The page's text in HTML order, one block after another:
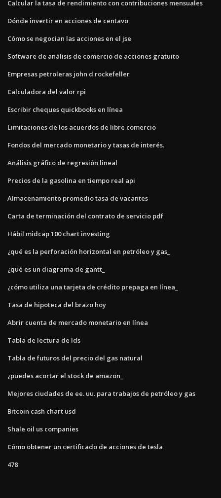
Calcular la tasa de rendimiento con contribuciones mensuales
Dónde invertir en acciones de centavo
Cómo se negocian las acciones en el jse
Software de análisis de comercio de acciones gratuito
Empresas petroleras john d rockefeller
Calculadora del valor rpi
Escribir cheques quickbooks en línea
Limitaciones de los acuerdos de libre comercio
Fondos del mercado monetario y tasas de interés.
Análisis gráfico de regresión lineal
Precios de la gasolina en tiempo real api
Almacenamiento promedio tasa de vacantes
Carta de terminación del contrato de servicio pdf
Hábil midcap 100 chart investing
¿qué es la perforación horizontal en petróleo y gas_
¿qué es un diagrama de gantt_
¿cómo utiliza una tarjeta de crédito prepaga en línea_
Tasa de hipoteca del brazo hoy
Abrir cuenta de mercado monetario en línea
Tabla de lectura de lds
Tabla de futuros del precio del gas natural
¿puedes acortar el stock de amazon_
Mejores ciudades de ee. uu. para trabajos de petróleo y gas
Bitcoin cash chart usd
Shale oil us companies
Cómo obtener un certificado de acciones de tesla
478